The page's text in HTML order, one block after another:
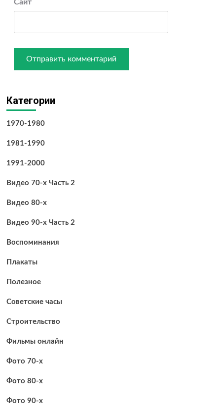
Сайт
Категории
1970-1980
1981-1990
1991-2000
Видео 70-х Часть 2
Видео 80-х
Видео 90-х Часть 2
Воспоминания
Плакаты
Полезное
Советские часы
Строительство
Фильмы онлайн
Фото 70-х
Фото 80-х
Фото 90-х